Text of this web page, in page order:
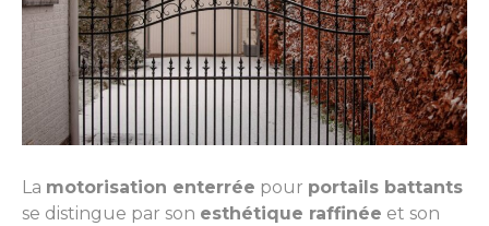
La motorisation enterrée pour portails battants
se distingue par son esthétique raffinée et son